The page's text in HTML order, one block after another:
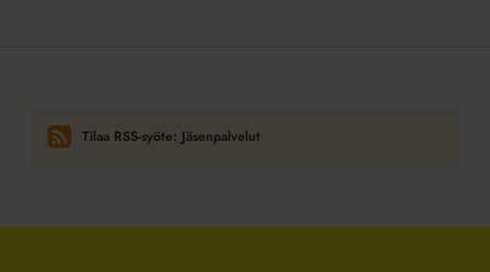
Tilaa RSS-syöte: Jäsenpalvelut